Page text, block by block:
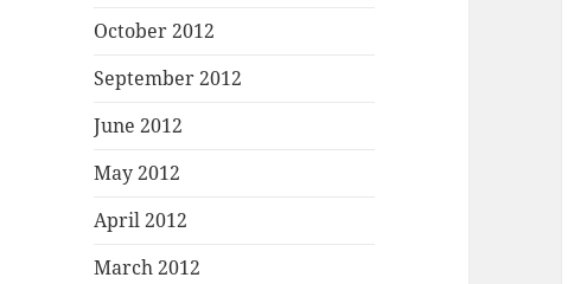
October 2012
September 2012
June 2012
May 2012
April 2012
March 2012